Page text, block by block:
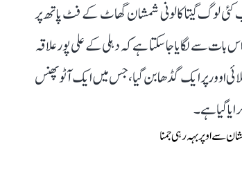
لوگ گیتا کالونی شمشان گھاٹ کے فٹ پاتھ پر
بات سے لگایا جا سکتا ہے کہ دہلی کے علی پور علاقہ
فلائی اوور پر ایک گڈھا بن گیا، جس میں ایک آٹو پھنس
گیا ہے۔